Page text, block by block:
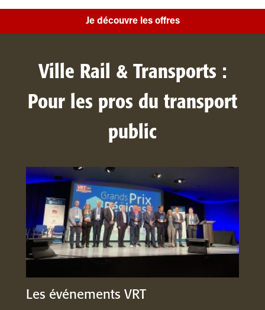
Je découvre les offres
Ville Rail & Transports :
Pour les pros du transport
public
Les événements VRT